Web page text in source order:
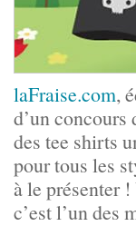
laFraise.com,
d’un
des tee shirts
pour tous les
à le présenter
c’est l’un